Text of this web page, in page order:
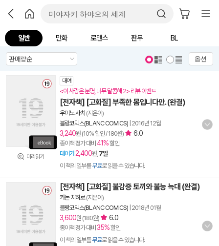
일반 만화 로맨스 판무 BL
옵션
미리읽기
대여
<이 사랑은 분명, 너무 달콤해 2> 리뷰 이벤트
[전자책] [고화질] 부족한 몸입니다만. (완결)
우미노 사치 (지은이)
블랑코믹스(BLANC COMICS) 2016년 12월
3,240원 (10% 할인 / 180원) 6.0
종이책 정가 대비 41%할인
대여가 2,400원, 7일
이 책의 일부를무료로 읽을 수 있습니다.
[전자책] [고화질] 불감증 토끼와 불능 늑대 (완결)
카논 치히로(지은이)
블랑코믹스(BLANC COMICS) 2018년 01월
3,600원 (180원) 6.0
종이책 정가 대비 35%할인
이 책의 일부를무료로 읽을 수 있습니다.